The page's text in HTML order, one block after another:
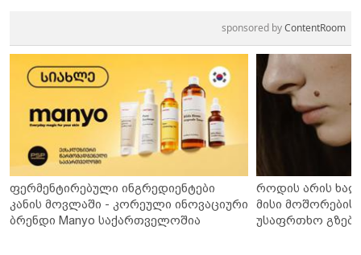
sponsored byContentRoom
ფერმენტირებული ინგრედიენტები
კანის მოვლაში - კორეული ინოვაციური
ბრენდი Manyo საქართველოშია
როდის არის
მისი მოშორების
უსაფრთხო გზები